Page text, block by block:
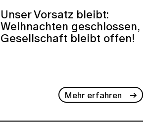
Unser Vorsatz bleibt:
Weihnachten geschlossen,
Gesellschaft bleibt offen!
Mehr erfahren